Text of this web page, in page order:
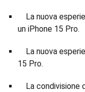
La nuova
un iPhone 15 Pro.
La nuova
15 Pro.
La condivisione